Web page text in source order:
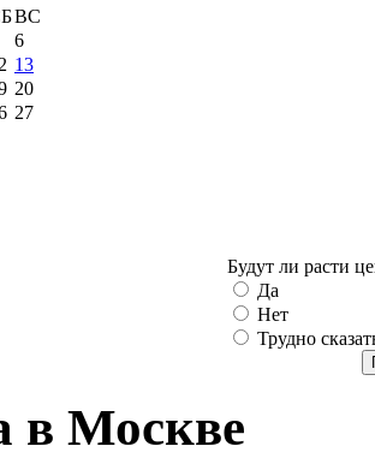
ВС
6
13
20
27
Будут ли расти
Да
Нет
Трудно
в Москве